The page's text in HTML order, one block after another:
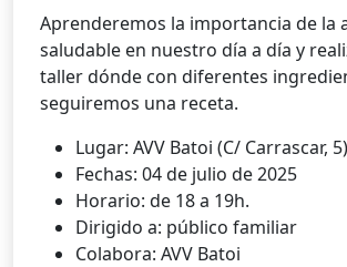
Aprenderemos la importancia de la
saludable en nuestro día a día y
taller dónde con diferentes
seguiremos una receta.
Lugar: AVV Batoi (C/ Carrascar, 5)
Fechas: 04 de julio de 2025
Horario: de 18 a 19h.
Dirigido a: público familiar
Colabora: AVV Batoi